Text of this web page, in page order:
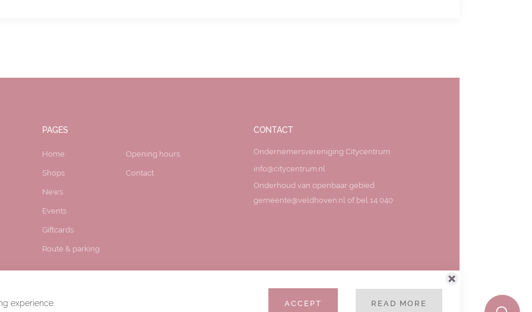
PAGES
Home
Shops
News
Events
Giftcards
Route & parking
Opening hours
Contact
CONTACT
Ondernemersvereniging Citycentrum
info@citycentrum.nl
Onderhoud van openbaar gebied
gemeente@veldhoven.nl of bel 14 040
experience. ACCEPT READ MORE